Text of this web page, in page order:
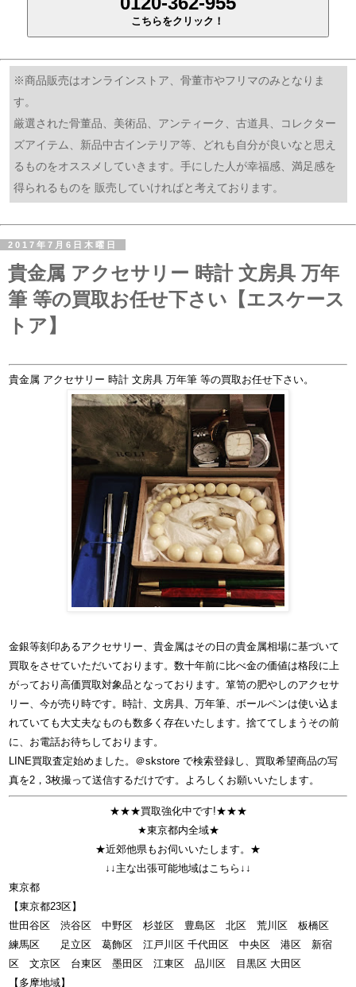
こちらをクリック！
※商品販売はオンラインストア、骨董市やフリマのみとなりま
す。
厳選された骨董品、美術品、アンティーク、古道具、コレクター
ズアイテム、新品中古インテリア等、どれも自分が良いなと思え
るものをオススメしていきます。手にした人が幸福感、満足感を
得られるものを 販売していければと考えております。
2017年7月6日木曜日
貴金属 アクセサリー 時計 文房具 万年
筆 等の買取お任せ下さい【エスケース
トア】
貴金属 アクセサリー 時計 文房具 万年筆 等の買取お任せ下さい。
金銀等刻印あるアクセサリー、貴金属はその日の貴金属相場に基づいて
買取をさせていただいております。数十年前に比べ金の価値は格段に上
がっており高価買取対象品となっております。箪笥の肥やしのアクセサ
リー、今が売り時です。時計、文房具、万年筆、ボールペンは使い込ま
れていても大丈夫なものも数多く存在いたします。捨ててしまうその前
に、お電話お待ちしております。
LINE買取査定始めました。＠skstore で検索登録し、買取希望商品の写
真を2，3枚撮って送信するだけです。よろしくお願いいたします。
★★★買取強化中です!★★★
★東京都内全域★
★近郊他県もお伺いいたします。★
↓↓主な出張可能地域はこちら↓↓
東京都
【東京都23区】
世田谷区 渋谷区 中野区 杉並区 豊島区 北区 荒川区 板橋区
練馬区 足立区 葛飾区 江戸川区 千代田区 中央区 港区 新宿
区 文京区 台東区 墨田区 江東区 品川区 目黒区 大田区
【多摩地域】